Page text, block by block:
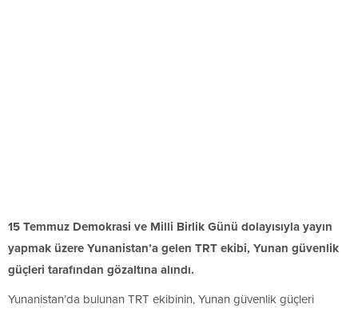
15 Temmuz Demokrasi ve Milli Birlik Günü dolayısıyla yayın
yapmak üzere Yunanistan’a gelen TRT ekibi, Yunan güvenlik
güçleri tarafından gözaltına alındı.
Yunanistan’da bulunan TRT ekibinin, Yunan güvenlik güçleri